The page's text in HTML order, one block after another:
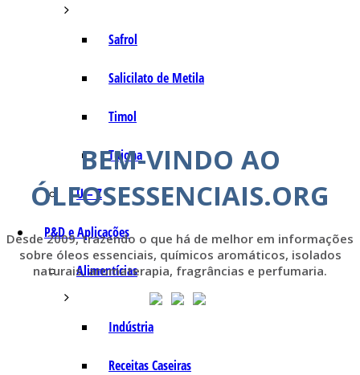
Safrol
Salicilato de Metila
Timol
Tujona
U – Z
P&D e Aplicações
Alimentícias
Indústria
Receitas Caseiras
BEM-VINDO AO
ÓLEOSESSENCIAIS.ORG
Desde 2009, trazendo o que há de melhor em informações
sobre óleos essenciais, químicos aromáticos, isolados
naturais, aromaterapia, fragrâncias e perfumaria.